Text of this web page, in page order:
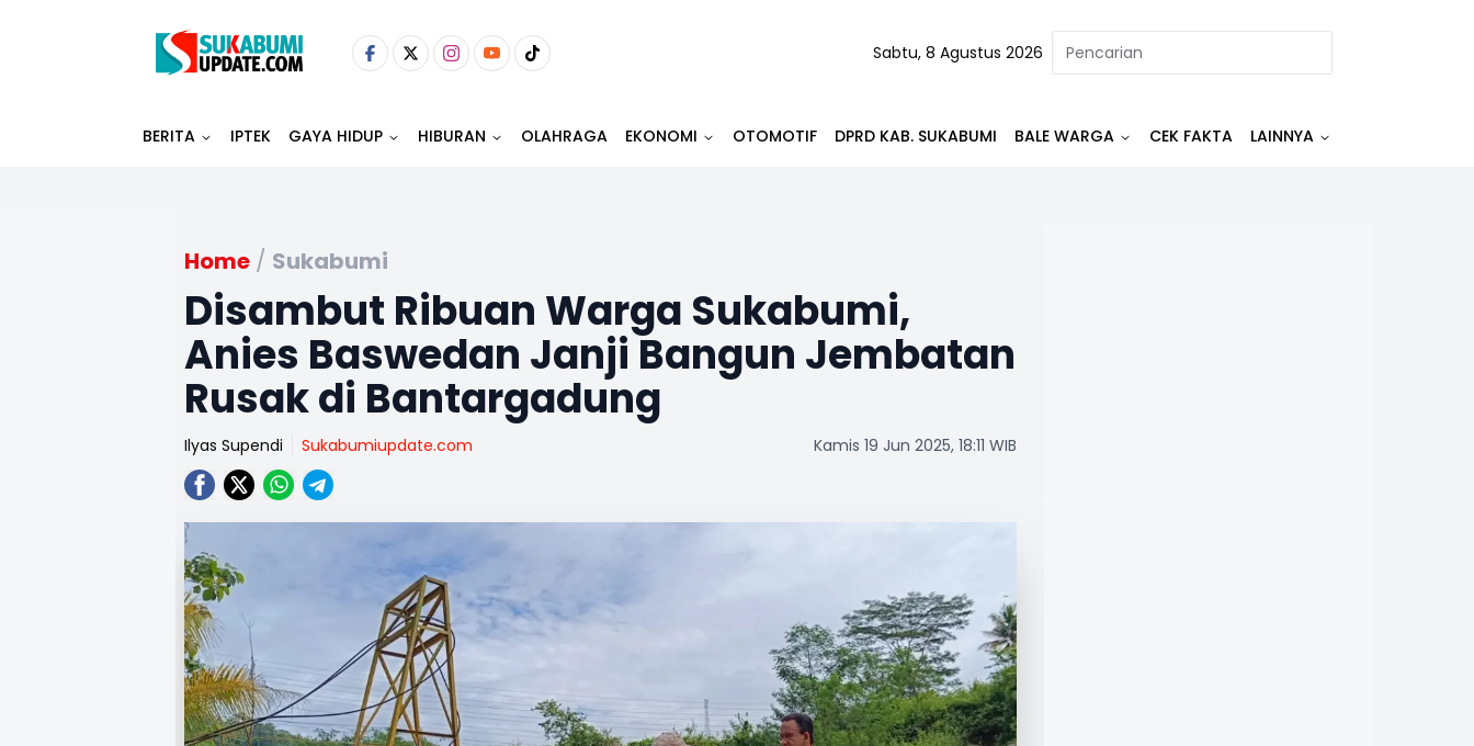
Sabtu, 8 Agustus 2026
BERITA IPTEK GAYA HIDUP HIBURAN OLAHRAGA EKONOMI OTOMOTIF DPRD KAB. SUKABUMI BALE WARGA CEK FAKTA LAINNYA
Home / Sukabumi
Disambut Ribuan Warga Sukabumi,
Anies Baswedan Janji Bangun Jembatan
Rusak di Bantargadung
Ilyas Supendi Sukabumiupdate.com Kamis 19 Jun 2025, 18:11 WIB